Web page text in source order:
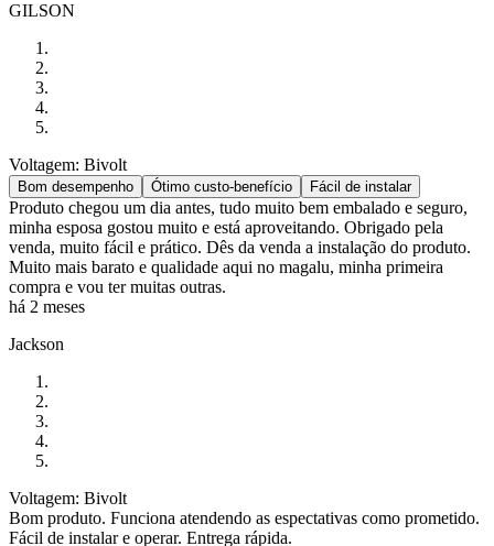
GILSON
Voltagem: Bivolt
Bom desempenho Ótimo custo-benefício Fácil de instalar
Produto chegou um dia antes, tudo muito bem embalado e seguro,
minha esposa gostou muito e está aproveitando. Obrigado pela
venda, muito fácil e prático. Dês da venda a instalação do produto.
Muito mais barato e qualidade aqui no magalu, minha primeira
compra e vou ter muitas outras.
há 2 meses
Jackson
Voltagem: Bivolt
Bom produto. Funciona atendendo as espectativas como prometido.
Fácil de instalar e operar. Entrega rápida.